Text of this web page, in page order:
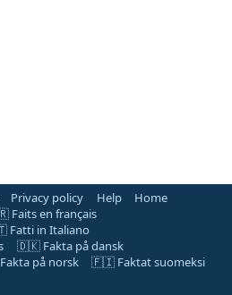
Privacy policy Help
Home
Faits en français
in Italiano
🇩🇰 Fakta på dansk
på norsk
🇫🇮 Faktat suomeksi